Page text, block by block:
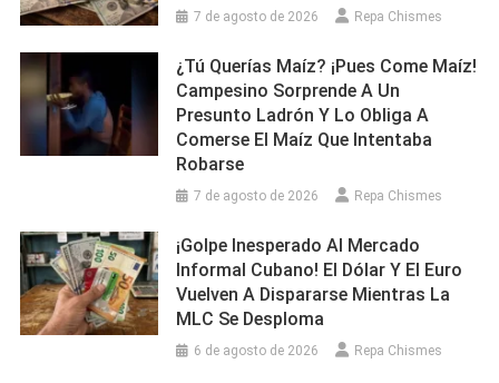
7 de agosto de 2026 Repa Chismes
¿Tú Querías Maíz? ¡Pues Come Maíz!
Campesino Sorprende A Un
Presunto Ladrón Y Lo Obliga A
Comerse El Maíz Que Intentaba
Robarse
7 de agosto de 2026 Repa Chismes
¡Golpe Inesperado Al Mercado
Informal Cubano! El Dólar Y El Euro
Vuelven A Dispararse Mientras La
MLC Se Desploma
6 de agosto de 2026 Repa Chismes